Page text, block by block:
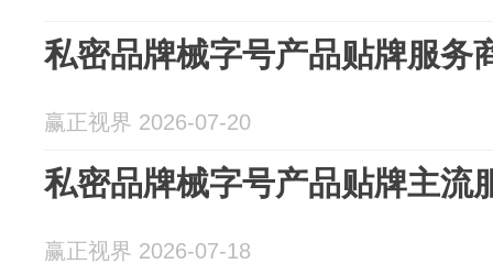
私密品牌械字号产品贴牌服务
赢正视界 2026-07-20
私密品牌械字号产品贴牌主流
赢正视界 2026-07-18